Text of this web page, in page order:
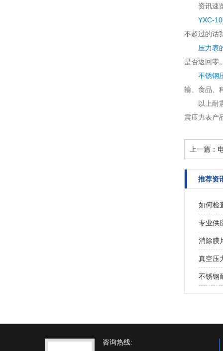
资讯速
YXC-
不超过的话
压力表
是否返回零
不锈钢
输、食品、
以上耐
震压力表产
上一篇：
推荐资
如何检
专业供
消除膜
真空压
不锈钢
咨询热线: